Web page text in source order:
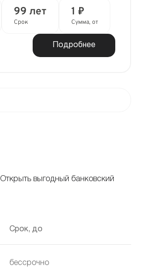
99 лет
Срок
1 ₽
Сумма, от
Подробнее
выгодный банковский
Срок, до
бессрочно